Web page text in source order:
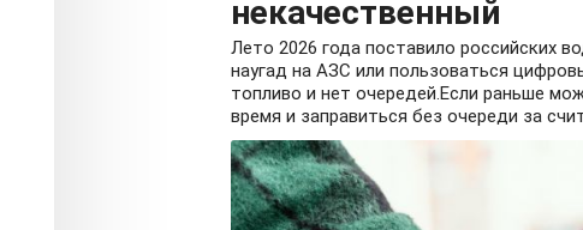
некачественный
Лето 2026 года поставило российских
наугад на АЗС или пользоваться
топливо и нет очередей.Если раньше
время и заправиться без очереди за